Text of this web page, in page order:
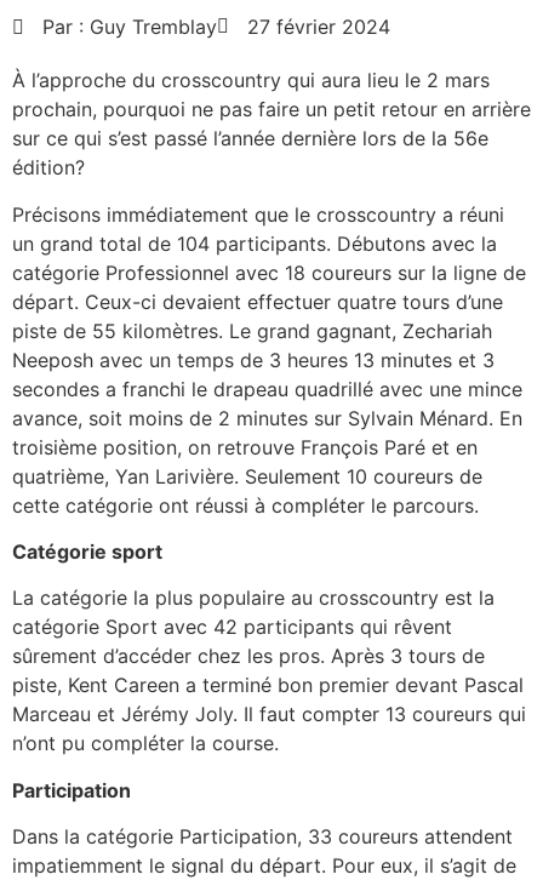
Par : Guy Tremblay 27 février 2024
À l’approche du crosscountry qui aura lieu le 2 mars
prochain, pourquoi ne pas faire un petit retour en arrière
sur ce qui s’est passé l’année dernière lors de la 56e
édition?
Précisons immédiatement que le crosscountry a réuni
un grand total de 104 participants. Débutons avec la
catégorie Professionnel avec 18 coureurs sur la ligne de
départ. Ceux-ci devaient effectuer quatre tours d’une
piste de 55 kilomètres. Le grand gagnant, Zechariah
Neeposh avec un temps de 3 heures 13 minutes et 3
secondes a franchi le drapeau quadrillé avec une mince
avance, soit moins de 2 minutes sur Sylvain Ménard. En
troisième position, on retrouve François Paré et en
quatrième, Yan Larivière. Seulement 10 coureurs de
cette catégorie ont réussi à compléter le parcours.
Catégorie sport
La catégorie la plus populaire au crosscountry est la
catégorie Sport avec 42 participants qui rêvent
sûrement d’accéder chez les pros. Après 3 tours de
piste, Kent Careen a terminé bon premier devant Pascal
Marceau et Jérémy Joly. Il faut compter 13 coureurs qui
n’ont pu compléter la course.
Participation
Dans la catégorie Participation, 33 coureurs attendent
impatiemment le signal du départ. Pour eux, il s’agit de